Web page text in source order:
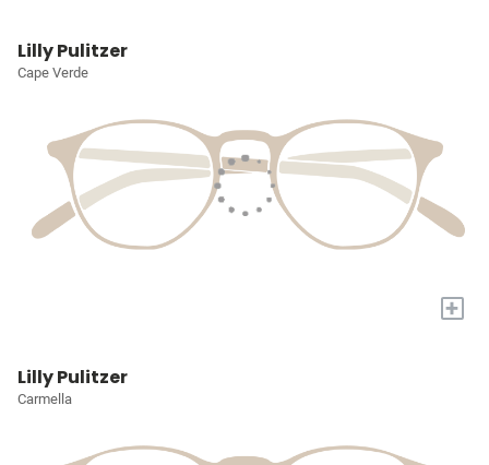
Lilly Pulitzer
Cape Verde
+
Lilly Pulitzer
Carmella